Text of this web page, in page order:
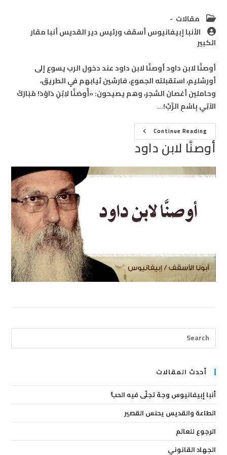
Post
category:
مقالات
Post
author:
الأنبا إبيفانيوس أسقف ورئيس دير القديس أنبا مقار
الكبير
أوصنَّا لابن داود أوصنَّا لابن داود عند دخول الرب يسوع إلى
أورشليم، استقبلته الجموع، فارشين ثيابهم في الطريق،
وحاملين أغصان الشجر، وهم يصيحون: «أُوصَنَّا لاِبْنِ دَاوُدَ! مُبَارَكٌ
الآتِي بِاسْمِ الرَّبِّ!…
Continue Readingأوصنَّا
لابن
داود
أوصنَّا لابن داود
أحدث المقالات
أنبا إبيفانيوس وجهٌ تجلّى فيه الحبُّ
الطاعة والقديس يحنس القصير
الرجوع للعالم
الجهاد القانوني